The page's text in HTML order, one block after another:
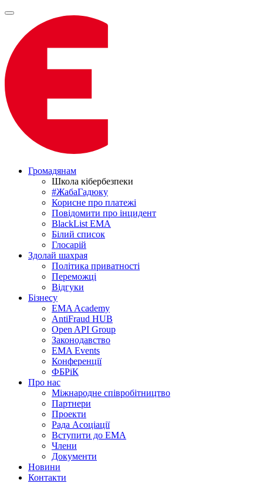
Громадянам
Школа кібербезпеки
#ЖабаГадюку
Корисне про платежі
Повідомити про інцидент
BlackList EMA
Білий список
Глосарій
Здолай шахрая
Політика приватності
Переможцi
Відгуки
Бізнесу
EMA Academy
AntiFraud HUB
Open API Group
Законодавство
EMA Events
Конференції
ФБРіК
Про нас
Міжнародне співробітництво
Партнери
Проекти
Рада Асоціації
Вступити до ЕМА
Члени
Документи
Новини
Контакти